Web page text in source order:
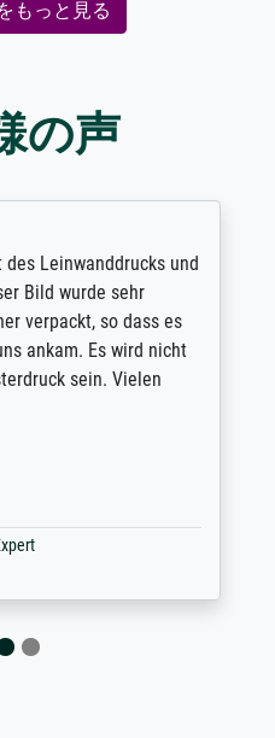
もっと見る
の声
Leinwanddrucks und
wurde sehr
so dass es
Es wird nicht
sein. Vielen